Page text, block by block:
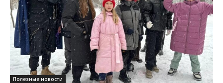
Полезные новости